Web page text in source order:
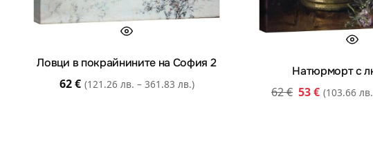
Ловци в покрайнините на София 2
62€ (121.26 лв. – 361.83 лв.)
Натюрморт с
62€ 53€ (103.66